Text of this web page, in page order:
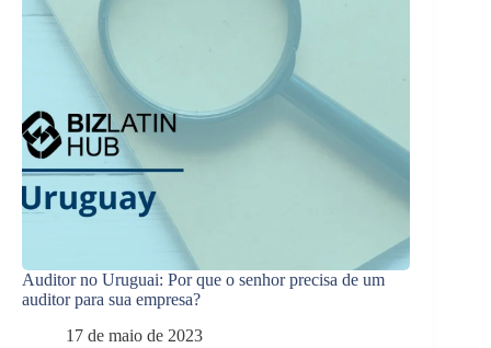
Auditor no Uruguai: Por que o senhor precisa de um
auditor para sua empresa?
17 de maio de 2023